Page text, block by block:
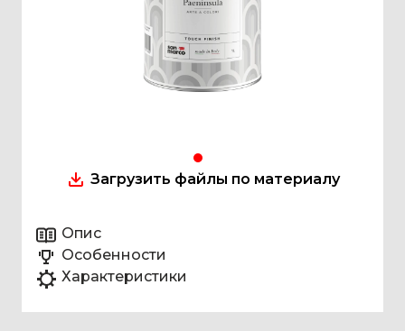
Загрузить файлы по материалу
Опис
Особенности
Характеристики